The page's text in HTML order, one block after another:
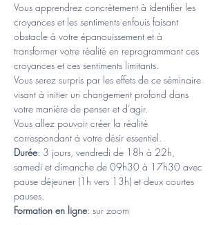
Vous apprendrez concrètement à identifier les
croyances et les sentiments enfouis faisant
obstacle à votre épanouissement et à
transformer votre réalité en reprogrammant ces
croyances et ces sentiments limitants.
Vous serez surpris par les effets de ce séminaire
visant à initier un changement profond dans
votre manière de penser et d’agir.
Vous allez pouvoir créer la réalité
correspondant à votre désir essentiel.
Durée: 3 jours, vendredi de 18h à 22h,
samedi et dimanche de 09h30 à 17h30 avec
pause déjeuner (1h vers 13h) et deux courtes
pauses.
Formation en ligne: sur zoom